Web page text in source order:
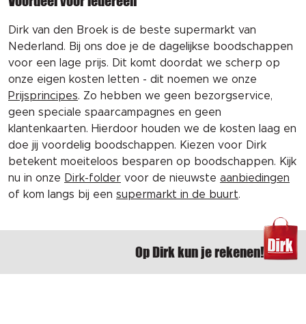
Dirk van den Broek is de beste supermarkt van
Nederland. Bij ons doe je de dagelijkse boodschappen
voor een lage prijs. Dit komt doordat we scherp op
onze eigen kosten letten - dit noemen we onze
Prijsprincipes. Zo hebben we geen bezorgservice,
geen speciale spaarcampagnes en geen
klantenkaarten. Hierdoor houden we de kosten laag en
doe jij voordelig boodschappen. Kiezen voor Dirk
betekent moeiteloos besparen op boodschappen. Kijk
nu in onze Dirk-folder voor de nieuwste aanbiedingen
of kom langs bij een supermarkt in de buurt.
Op Dirk kun je rekenen!